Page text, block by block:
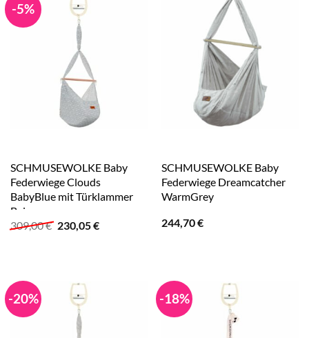
-5%
SCHMUSEWOLKE Baby
Federwiege Clouds
BabyBlue mit Türklammer
Beige
309,00€ Ursprünglicher
Preis
230,05€Aktueller
SCHMUSEWOLKE Baby
Federwiege Dreamcatcher
WarmGrey
244,70€
-20% -18%